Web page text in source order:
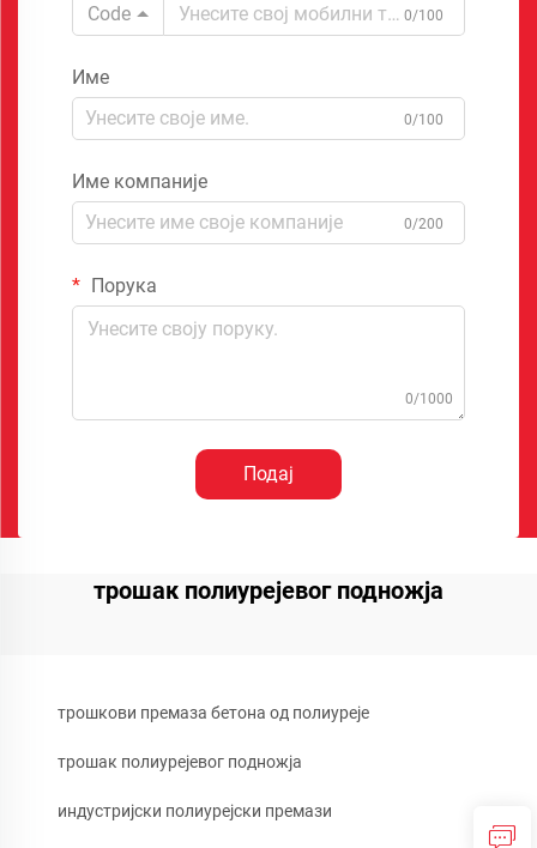
Code
0/100
Име
0/100
Име компаније
0/200
Порука
0/1000
Подај
трошак полиурејевог подножја
трошкови премаза бетона од полиуреје
трошак полиурејевог подножја
индустријски полиурејски премази